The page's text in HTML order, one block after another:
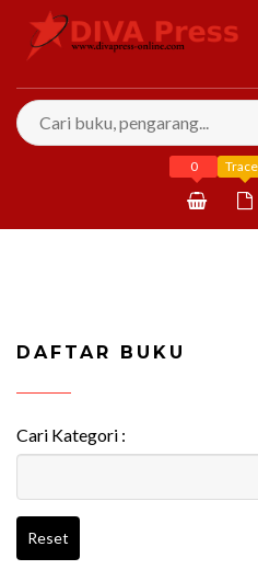
0 Trace
DAFTAR BUKU
Cari Kategori :
Reset